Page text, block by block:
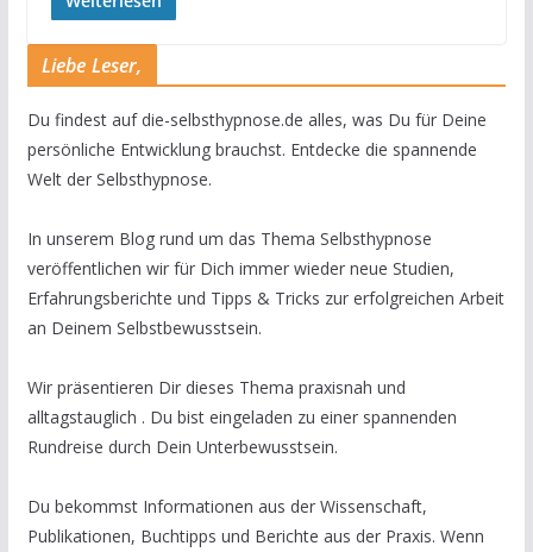
Liebe Leser,
Du findest auf die-selbsthypnose.de alles, was Du für Deine
persönliche Entwicklung brauchst. Entdecke die spannende
Welt der Selbsthypnose.
In unserem Blog rund um das Thema Selbsthypnose
veröffentlichen wir für Dich immer wieder neue Studien,
Erfahrungsberichte und Tipps & Tricks zur erfolgreichen Arbeit
an Deinem Selbstbewusstsein.
Wir präsentieren Dir dieses Thema praxisnah und
alltagstauglich . Du bist eingeladen zu einer spannenden
Rundreise durch Dein Unterbewusstsein.
Du bekommst Informationen aus der Wissenschaft,
Publikationen, Buchtipps und Berichte aus der Praxis. Wenn